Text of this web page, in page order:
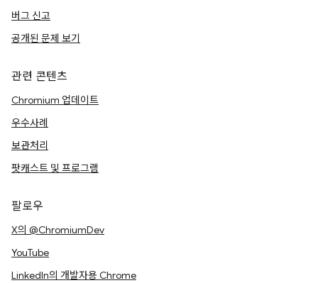
버그 신고
공개된 문제 보기
관련 콘텐츠
Chromium 업데이트
우수사례
보관처리
팟캐스트 및 프로그램
팔로우
X의 @ChromiumDev
YouTube
LinkedIn의 개발자용 Chrome